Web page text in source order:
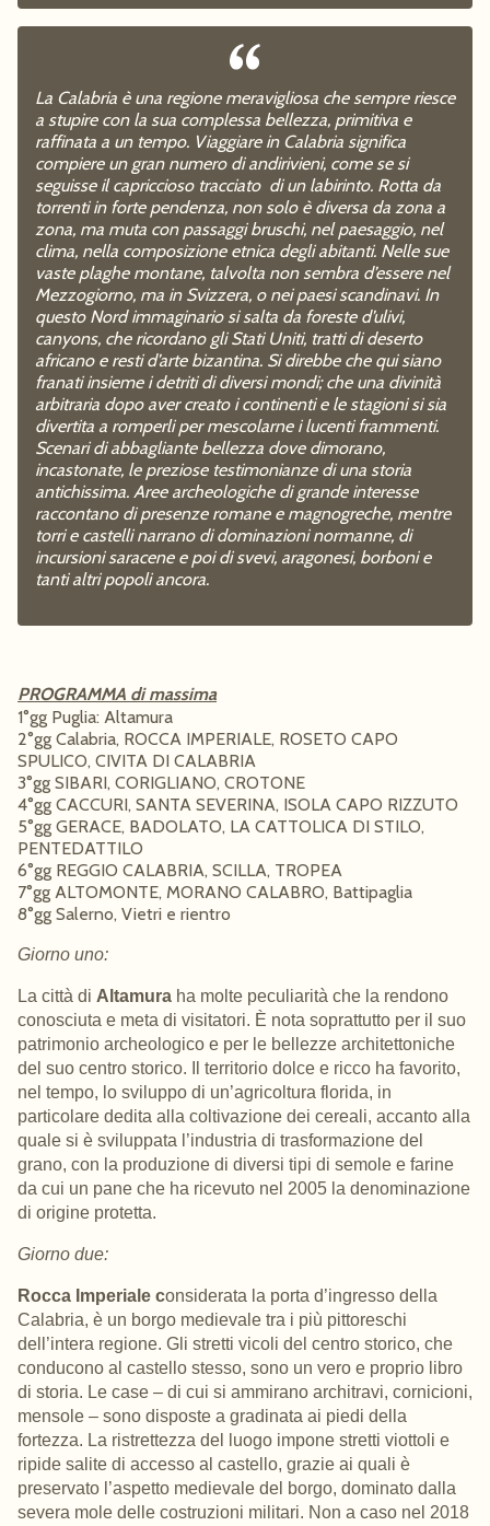
La Calabria è una regione meravigliosa che sempre riesce
a stupire con la sua complessa bellezza, primitiva e
raffinata a un tempo. Viaggiare in Calabria significa
compiere un gran numero di andirivieni, come se si
seguisse il capriccioso tracciato di un labirinto. Rotta da
torrenti in forte pendenza, non solo è diversa da zona a
zona, ma muta con passaggi bruschi, nel paesaggio, nel
clima, nella composizione etnica degli abitanti. Nelle sue
vaste plaghe montane, talvolta non sembra d’essere nel
Mezzogiorno, ma in Svizzera, o nei paesi scandinavi. In
questo Nord immaginario si salta da foreste d’ulivi,
canyons, che ricordano gli Stati Uniti, tratti di deserto
africano e resti d’arte bizantina. Si direbbe che qui siano
franati insieme i detriti di diversi mondi; che una divinità
arbitraria dopo aver creato i continenti e le stagioni si sia
divertita a romperli per mescolarne i lucenti frammenti.
Scenari di abbagliante bellezza dove dimorano,
incastonate, le preziose testimonianze di una storia
antichissima. Aree archeologiche di grande interesse
raccontano di presenze romane e magnogreche, mentre
torri e castelli narrano di dominazioni normanne, di
incursioni saracene e poi di svevi, aragonesi, borboni e
tanti altri popoli ancora.
PROGRAMMA di massima
1°gg Puglia: Altamura
2°gg Calabria, ROCCA IMPERIALE, ROSETO CAPO
SPULICO, CIVITA DI CALABRIA
3°gg SIBARI, CORIGLIANO, CROTONE
4°gg CACCURI, SANTA SEVERINA, ISOLA CAPO RIZZUTO
5°gg GERACE, BADOLATO, LA CATTOLICA DI STILO,
PENTEDATTILO
6°gg REGGIO CALABRIA, SCILLA, TROPEA
7°gg ALTOMONTE, MORANO CALABRO, Battipaglia
8°gg Salerno, Vietri e rientro
Giorno uno:
La città di Altamura ha molte peculiarità che la rendono
conosciuta e meta di visitatori. È nota soprattutto per il suo
patrimonio archeologico e per le bellezze architettoniche
del suo centro storico. Il territorio dolce e ricco ha favorito,
nel tempo, lo sviluppo di un’agricoltura florida, in
particolare dedita alla coltivazione dei cereali, accanto alla
quale si è sviluppata l’industria di trasformazione del
grano, con la produzione di diversi tipi di semole e farine
da cui un pane che ha ricevuto nel 2005 la denominazione
di origine protetta.
Giorno due:
Rocca Imperiale considerata la porta d’ingresso della
Calabria, è un borgo medievale tra i più pittoreschi
dell’intera regione. Gli stretti vicoli del centro storico, che
conducono al castello stesso, sono un vero e proprio libro
di storia. Le case – di cui si ammirano architravi, cornicioni,
mensole – sono disposte a gradinata ai piedi della
fortezza. La ristrettezza del luogo impone stretti viottoli e
ripide salite di accesso al castello, grazie ai quali è
preservato l’aspetto medievale del borgo, dominato dalla
severa mole delle costruzioni militari. Non a caso nel 2018